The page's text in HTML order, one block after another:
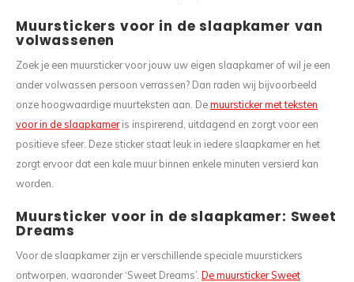
Muurstickers voor in de slaapkamer van
volwassenen
Zoek je een muursticker voor jouw uw eigen slaapkamer of wil je een
ander volwassen persoon verrassen? Dan raden wij bijvoorbeeld
onze hoogwaardige muurteksten aan. Demuursticker met teksten
voor in de slaapkameris inspirerend, uitdagend en zorgt voor een
positieve sfeer. Deze sticker staat leuk in iedere slaapkamer en het
zorgt ervoor dat een kale muur binnen enkele minuten versierd kan
worden.
Muursticker voor in de slaapkamer: Sweet
Dreams
Voor de slaapkamer zijn er verschillende speciale muurstickers
ontworpen, waaronder ‘Sweet Dreams’. De muursticker Sweet